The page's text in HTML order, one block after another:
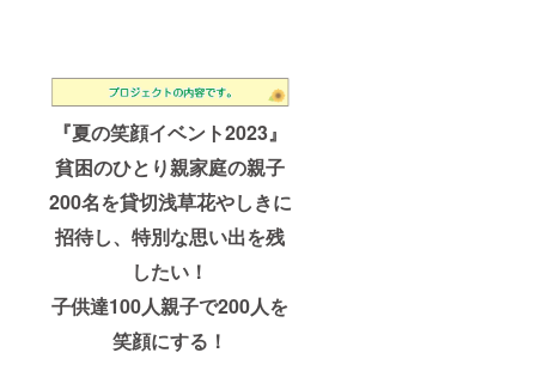
『夏の笑顔イベント2023』
貧困のひとり親家庭の親子
200名を貸切浅草花やしきに
招待し、特別な思い出を残
したい！
子供達100人親子で200人を
笑顔にする！